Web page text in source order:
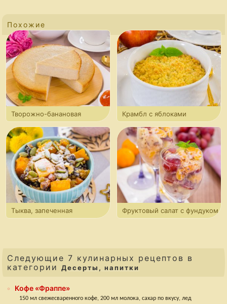
Похожие
Творожно-банановая
запеканка
Крамбл с яблоками
и брусникой
Тыква, запеченная
Фруктовый салат с фундуком
Следующие 7 кулинарных рецептов в
категорииДесерты, напитки
Кофе «Фраппе»
150 мл свежесваренного кофе, 200 мл молока, сахар по вкусу, лед